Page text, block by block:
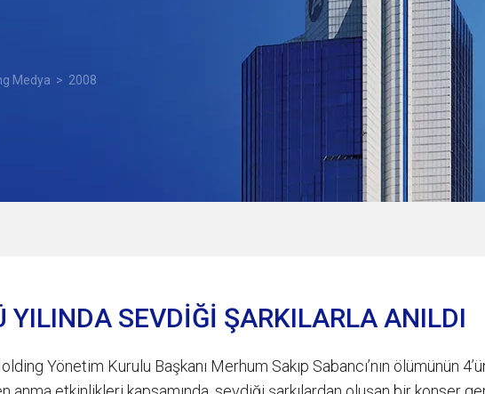
Medya > 2008
YILINDA SEVDİĞİ ŞARKILARLA ANILDI
Yönetim Kurulu Başkanı Merhum Sakıp Sabancı’nın ölümünün